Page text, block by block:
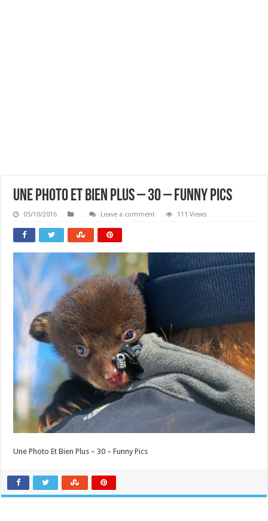
Une Photo Et Bien Plus – 30 – Funny Pics
05/10/2016 Leave a comment 111 Views
Une Photo Et Bien Plus – 30 – Funny Pics